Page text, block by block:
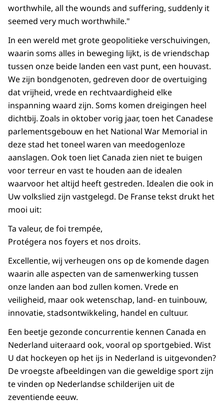
worthwhile, all the wounds and suffering, suddenly it
seemed very much worthwhile."
In een wereld met grote geopolitieke verschuivingen,
waarin soms alles in beweging lijkt, is de vriendschap
tussen onze beide landen een vast punt, een houvast.
We zijn bondgenoten, gedreven door de overtuiging
dat vrijheid, vrede en rechtvaardigheid elke
inspanning waard zijn. Soms komen dreigingen heel
dichtbij. Zoals in oktober vorig jaar, toen het Canadese
parlementsgebouw en het National War Memorial in
deze stad het toneel waren van meedogenloze
aanslagen. Ook toen liet Canada zien niet te buigen
voor terreur en vast te houden aan de idealen
waarvoor het altijd heeft gestreden. Idealen die ook in
Uw volkslied zijn vastgelegd. De Franse tekst drukt het
mooi uit:
Ta valeur, de foi trempée,
Protégera nos foyers et nos droits.
Excellentie, wij verheugen ons op de komende dagen
waarin alle aspecten van de samenwerking tussen
onze landen aan bod zullen komen. Vrede en
veiligheid, maar ook wetenschap, land- en tuinbouw,
innovatie, stadsontwikkeling, handel en cultuur.
Een beetje gezonde concurrentie kennen Canada en
Nederland uiteraard ook, vooral op sportgebied. Wist
U dat hockeyen op het ijs in Nederland is uitgevonden?
De vroegste afbeeldingen van die geweldige sport zijn
te vinden op Nederlandse schilderijen uit de
zeventiende eeuw.